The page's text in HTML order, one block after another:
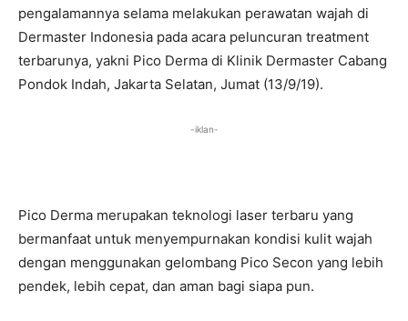
pengalamannya selama melakukan perawatan wajah di
Dermaster Indonesia pada acara peluncuran treatment
terbarunya, yakni Pico Derma di Klinik Dermaster Cabang
Pondok Indah, Jakarta Selatan, Jumat (13/9/19).
-iklan-
Pico Derma merupakan teknologi laser terbaru yang
bermanfaat untuk menyempurnakan kondisi kulit wajah
dengan menggunakan gelombang Pico Secon yang lebih
pendek, lebih cepat, dan aman bagi siapa pun.